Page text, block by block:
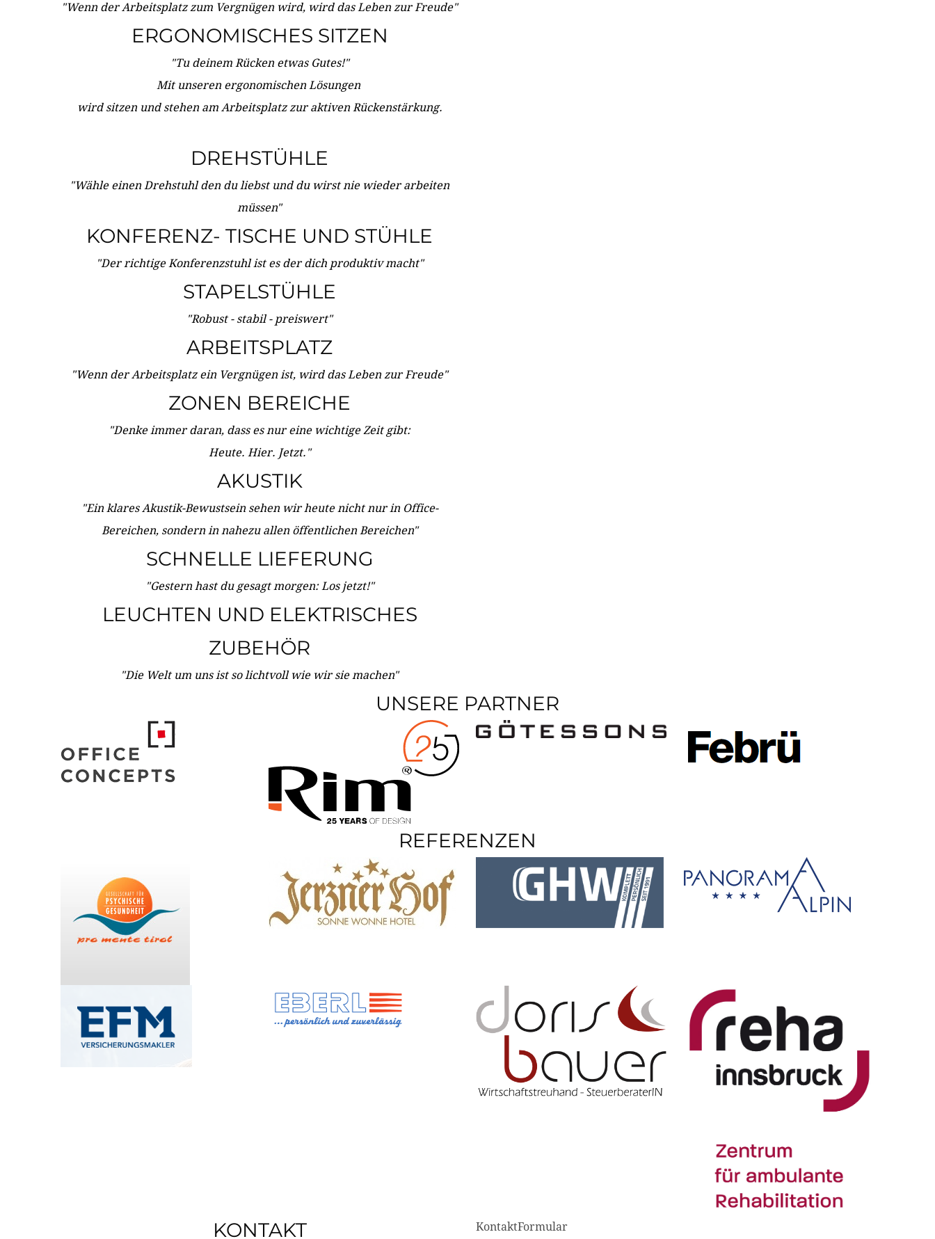
"Wenn der Arbeitsplatz zum Vergnügen wird, wird das Leben zur Freude"
ERGONOMISCHES SITZEN
"Tu deinem Rücken etwas Gutes!"
Mit unseren ergonomischen Lösungen
wird sitzen und stehen am Arbeitsplatz zur aktiven Rückenstärkung.
DREHSTÜHLE
"Wähle einen Drehstuhl den du liebst und du wirst nie wieder arbeiten
müssen"
KONFERENZ- TISCHE UND STÜHLE
"Der richtige Konferenzstuhl ist es der dich produktiv macht"
STAPELSTÜHLE
"Robust - stabil - preiswert"
ARBEITSPLATZ
"Wenn der Arbeitsplatz ein Vergnügen ist, wird das Leben zur Freude"
ZONEN BEREICHE
"Denke immer daran, dass es nur eine wichtige Zeit gibt:
Heute. Hier. Jetzt."
AKUSTIK
"Ein klares Akustik-Bewustsein sehen wir heute nicht nur in Office-
Bereichen, sondern in nahezu allen öffentlichen Bereichen"
SCHNELLE LIEFERUNG
"Gestern hast du gesagt morgen: Los jetzt!"
LEUCHTEN UND ELEKTRISCHES
ZUBEHÖR
"Die Welt um uns ist so lichtvoll wie wir sie machen"
UNSERE PARTNER
REFERENZEN
KONTAKT KontaktFormular